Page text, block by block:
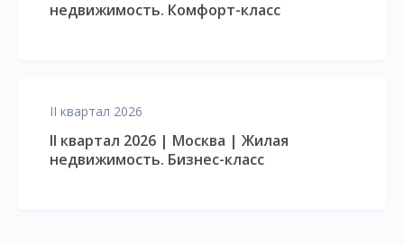
недвижимость. Комфорт-класс
II квартал 2026
II квартал 2026 | Москва | Жилая
недвижимость. Бизнес-класс